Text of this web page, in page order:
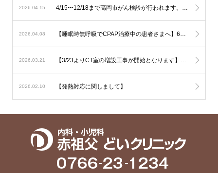
2026.04.15
2026.04.08
2026.03.21
2026.02.10 【発熱対応に関しまして】